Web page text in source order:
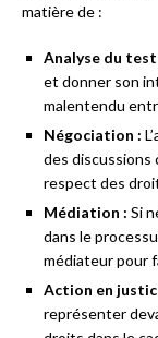
matière de :
Analyse du
et donner son
malentendu
Négociation :
des discussions
respect des
Médiation : Si
dans le
médiateur pour
Action en
représenter